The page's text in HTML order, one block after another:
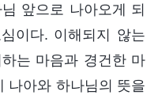
앞으로 나아오게 되
이다. 이해되지 않는
는 마음과 경건한 마
나아와 하나님의 뜻을